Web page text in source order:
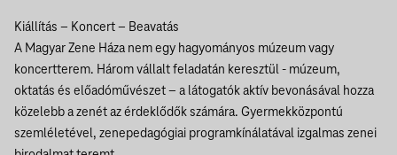
Kiállítás – Koncert – Beavatás
A Magyar Zene Háza nem egy hagyományos múzeum vagy
koncertterem. Három vállalt feladatán keresztül - múzeum,
oktatás és előadóművészet – a látogatók aktív bevonásával hozza
közelebb a zenét az érdeklődők számára. Gyermekközpontú
szemléletével, zenepedagógiai programkínálatával izgalmas zenei